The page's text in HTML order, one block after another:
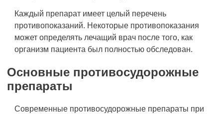
Каждый препарат имеет целый перечень
противопоказаний. Некоторые противопоказания
может определять лечащий врач после того, как
организм пациента был полностью обследован.
Основные противосудорожные
препараты
Современные противосудорожные препараты при